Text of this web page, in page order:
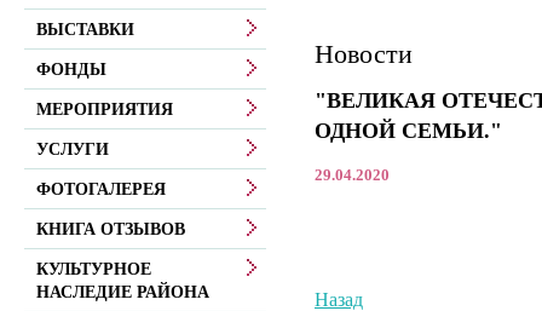
Новости
"ВЕЛИКАЯ
ОДНОЙ СЕМЬИ."
29.04.2020
Назад
ВЫСТАВКИ
ФОНДЫ
МЕРОПРИЯТИЯ
УСЛУГИ
ФОТОГАЛЕРЕЯ
КНИГА ОТЗЫВОВ
КУЛЬТУРНОЕ
НАСЛЕДИЕ РАЙОНА